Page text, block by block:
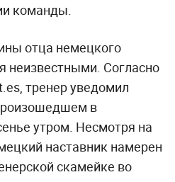
команды.
отца немецкого
неизвестными. Согласно
тренер уведомил
в
утром. Несмотря на
наставник намерен
скамейке во